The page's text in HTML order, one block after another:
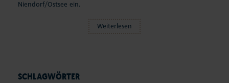
SCHLAGWÖRTER
Niendorf/Ostsee ein.
Weiterlesen